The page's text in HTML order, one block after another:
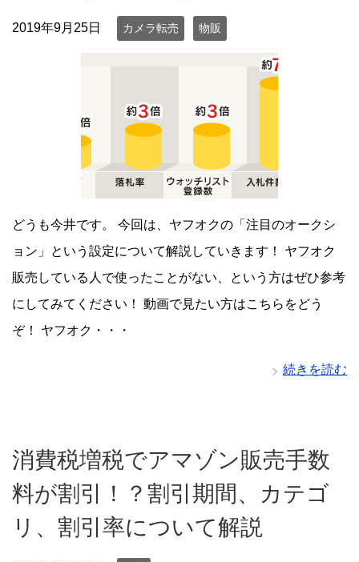
2019年9月25日 カメラ転売 物販
どうも今井です。 今回は、ヤフオクの「注目のオークシ
ョン」という設定について解説していきます！ ヤフオク
販売している人で使ったことがない、という方はぜひ参考
にしてみてください！ 動画で見たい方はこちらをどう
ぞ！ ヤフオク・・・
続きを読む
消費税増税でアマゾン販売手数
料が割引！？割引期間、カテゴ
リ、割引率について解説